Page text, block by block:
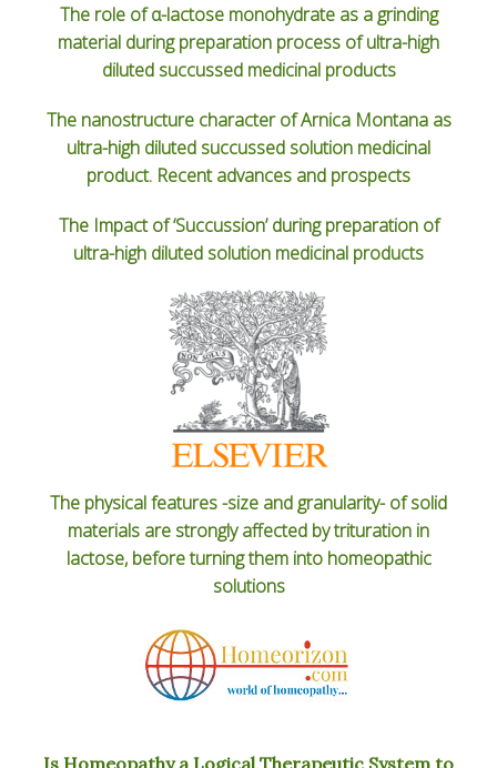
The role of α-lactose monohydrate as a grinding
material during preparation process of ultra-high
diluted succussed medicinal products
The nanostructure character of Arnica Montana as
ultra-high diluted succussed solution medicinal
product. Recent advances and prospects
The Impact of ‘Succussion’ during preparation of
ultra-high diluted solution medicinal products
The physical features -size and granularity- of solid
materials are strongly affected by trituration in
lactose, before turning them into homeopathic
solutions
Is Homeopathy a Logical Therapeutic System to